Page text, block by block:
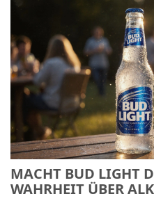
MACHT BUD LIGHT
WAHRHEIT ÜBER